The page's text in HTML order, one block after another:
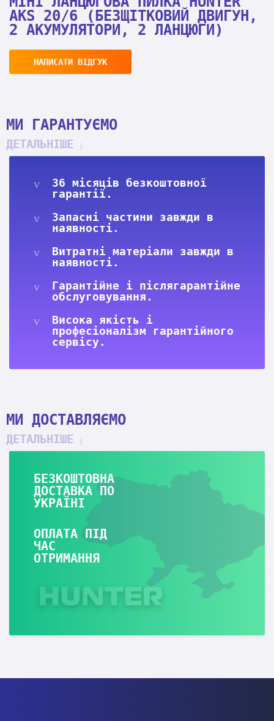
AKS 20/6 (БЕЗЩІТКОВИЙ ДВИГУН,
2 АКУМУЛЯТОРИ, 2 ЛАНЦЮГИ)
НАПИСАТИ ВІДГУК
МИ ГАРАНТУЄМО
ДЕТАЛЬНІШЕ
36 місяців безкоштовної
гарантії.
Запасні частини завжди в
наявності.
Витратні матеріали завжди в
наявності.
Гарантійне і післягарантійне
обслуговування.
Висока якість і
професіоналізм гарантійного
сервісу.
МИ ДОСТАВЛЯЄМО
ДЕТАЛЬНІШЕ
БЕЗКОШТОВНА
ДОСТАВКА ПО
УКРАЇНІ
ОПЛАТА ПІД
ЧАС
ОТРИМАННЯ